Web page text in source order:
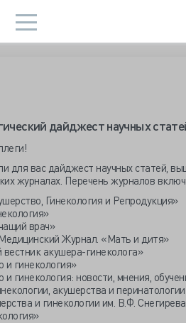
дайджест научных
для вас дайджест научных статей,
журналах. Перечень журналов
Гинекология и Репродукция»
врач»
Журнал. «Мать и дитя»
вестник акушера-гинеколога»
и гинекология»
и гинекология: новости, мнения,
акушерства и
и гинекологии им. В.Ф.